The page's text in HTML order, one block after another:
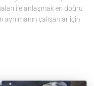
ile anlaşmak en doğru
ayrılmanın çalışanlar için